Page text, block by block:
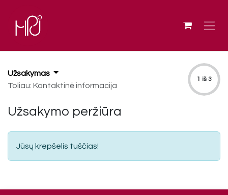
Užsakymas
Toliau: Kontaktinė informacija
1 iš 3
Užsakymo peržiūra
Jūsų krepšelis tuščias!